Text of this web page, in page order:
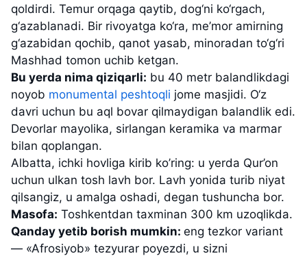
qoldirdi. Temur orqaga qaytib, dog‘ni ko‘rgach,
g‘azablanadi. Bir rivoyatga ko‘ra, me’mor amirning
g‘azabidan qochib, qanot yasab, minoradan to‘g‘ri
Mashhad tomon uchib ketgan.
Bu yerda nima qiziqarli: bu 40 metr balandlikdagi
noyob monumental peshtoqli jome masjidi. O‘z
davri uchun bu aql bovar qilmaydigan balandlik edi.
Devorlar mayolika, sirlangan keramika va marmar
bilan qoplangan.
Albatta, ichki hovliga kirib ko’ring: u yerda Qur’on
uchun ulkan tosh lavh bor. Lavh yonida turib niyat
qilsangiz, u amalga oshadi, degan tushuncha bor.
Masofa: Toshkentdan taxminan 300 km uzoqlikda.
Qanday yetib borish mumkin: eng tezkor variant
— «Afrosiyob» tezyurar poyezdi, u sizni